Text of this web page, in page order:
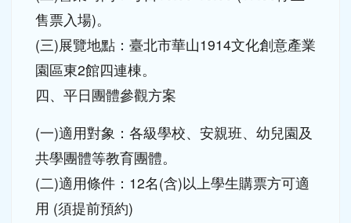
(三)展覽地點：臺北市華山1914文化創意產業
園區東2館四連棟。
四、平日團體參觀方案
(一)適用對象：各級學校、安親班、幼兒園及
共學團體等教育團體。
(二)適用條件：12名(含)以上學生購票方可適
用 (須提前預約)
(三)適用時段：展期間平日(周一至五(10:00至